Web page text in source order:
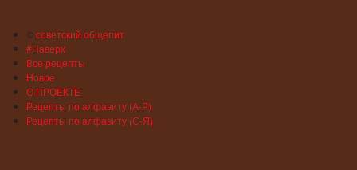
©советский общепит
#Наверх
Все рецепты
Новое
О ПРОЕКТЕ
Рецепты по алфавиту (А-Р)
Рецепты по алфавиту (С-Я)